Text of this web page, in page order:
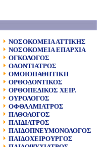
ΝΟΣΟΚΟΜΕΙΑ ΑΤΤΙΚΗΣ
ΝΟΣΟΚΟΜΕΙΑ ΕΠΑΡΧΙΑ
ΟΓΚΟΛΟΓΟΣ
ΟΔΟΝΤΙΑΤΡΟΣ
ΟΜΟΙΟΠΑΘΗΤΙΚΗ
ΟΡΘΟΔΟΝΤΙΚΟΣ
ΟΡΘΟΠΕΔΙΚΟΣ ΧΕΙΡ.
ΟΥΡΟΛΟΓΟΣ
ΟΦΘΑΛΜΙΑΤΡΟΣ
ΠΑΘΟΛΟΓΟΣ
ΠΑΙΔΙΑΤΡΟΣ
ΠΑΙΔΟΠΝΕΥΜΟΝΟΛΟΓΟΣ
ΠΑΙΔΟΧΕΙΡΟΥΡΓΟΣ